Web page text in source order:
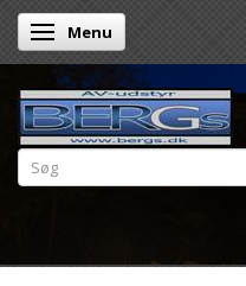
Skifte navigation
Menu